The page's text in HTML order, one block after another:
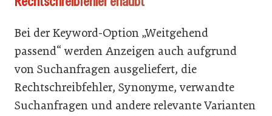
Bei der Keyword-Option „Weitgehend
passend“ werden Anzeigen auch aufgrund
von Suchanfragen ausgeliefert, die
Rechtschreibfehler, Synonyme, verwandte
Suchanfragen und andere relevante Varianten